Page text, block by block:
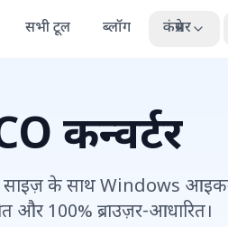
सभी टूल ब्लॉग कंप्रेसर
कन्वर्टर
साइज़ के साथ Windows
और 100% ब्राउज़र-आधारित।